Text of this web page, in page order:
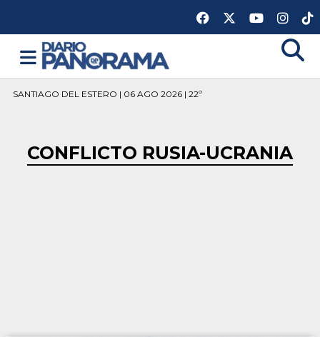
SANTIAGO DEL ESTERO | 06 AGO 2026 | 22º
CONFLICTO RUSIA-UCRANIA